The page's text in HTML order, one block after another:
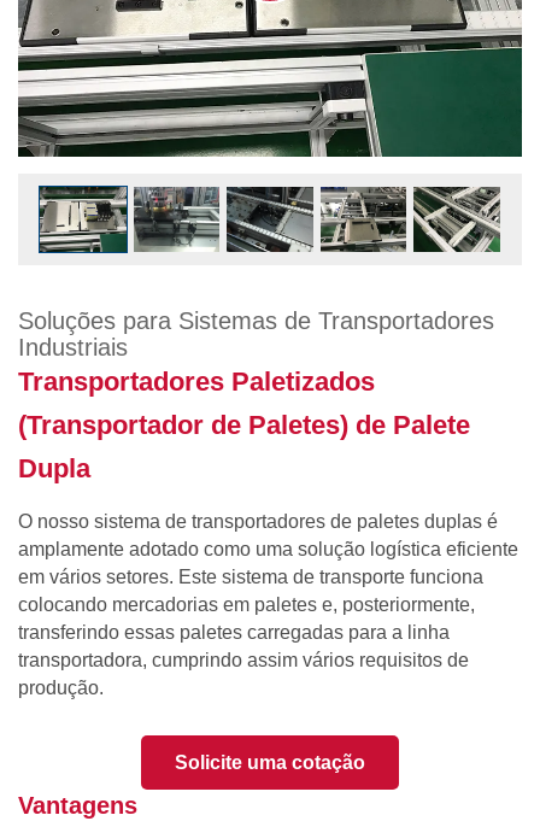
Soluções para Sistemas de Transportadores
Industriais
Transportadores Paletizados
(Transportador de Paletes) de Palete
Dupla
O nosso sistema de transportadores de paletes duplas é
amplamente adotado como uma solução logística eficiente
em vários setores. Este sistema de transporte funciona
colocando mercadorias em paletes e, posteriormente,
transferindo essas paletes carregadas para a linha
transportadora, cumprindo assim vários requisitos de
produção.
Solicite uma cotação
Vantagens